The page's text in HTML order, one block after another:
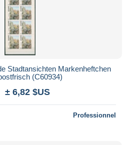
Stadtansichten Markenheftchen
(C60934)
± 6,82 $US
Professionnel